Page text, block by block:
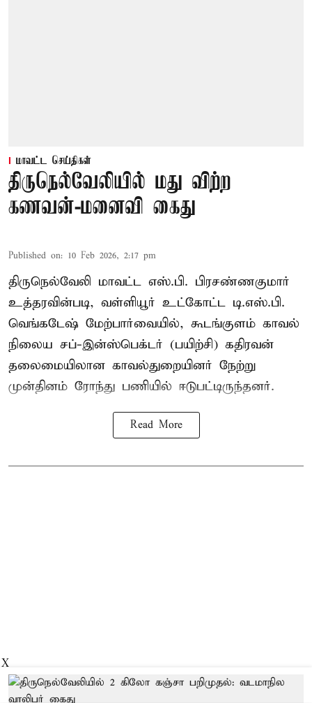
மாவட்ட செய்திகள்
திருநெல்வேலியில் மது விற்ற
கணவன்-மனைவி கைது
Published on: 10 Feb 2026, 2:17 pm
திருநெல்வேலி மாவட்ட எஸ்.பி. பிரசண்ணகுமார்
உத்தரவின்படி, வள்ளியூர் உட்கோட்ட டி.எஸ்.பி.
வெங்கடேஷ் மேற்பார்வையில், கூடங்குளம் காவல்
நிலைய சப்-இன்ஸ்பெக்டர் (பயிற்சி) கதிரவன்
தலைமையிலான காவல்துறையினர் நேற்று
முன்தினம் ரோந்து பணியில் ஈடுபட்டிருந்தனர்.
Read More
X